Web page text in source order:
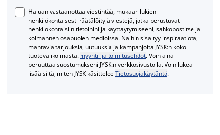
Haluan vastaanottaa viestintää, mukaan lukien
henkilökohtaisesti räätälöityjä viestejä, jotka perustuvat
henkilökohtaisiin tietoihini ja käyttäytymiseeni, sähköpostitse ja
kolmannen osapuolen medioissa. Näihin sisältyy inspiraatiota,
mahtavia tarjouksia, uutuuksia ja kampanjoita JYSK:n koko
tuotevalikoimasta. myynti- ja toimitusehdot. Voin aina
peruuttaa suostumukseni JYSK:n verkkosivustolla. Voin lukea
lisää siitä, miten JYSK käsitteleeTietosuojakäytäntö.